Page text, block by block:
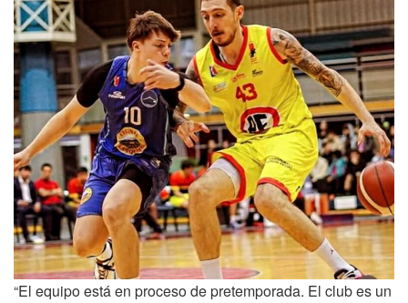
“El equipo está en proceso de pretemporada. El club es un